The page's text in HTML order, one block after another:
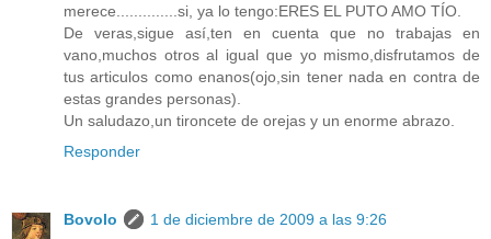
merece..............si, ya lo tengo:ERES EL PUTO AMO TÍO.
De veras,sigue así,ten en cuenta que no trabajas en
vano,muchos otros al igual que yo mismo,disfrutamos de
tus articulos como enanos(ojo,sin tener nada en contra de
estas grandes personas).
Un saludazo,un tironcete de orejas y un enorme abrazo.
Responder
Bovolo
1 de diciembre de 2009 a las 9:26